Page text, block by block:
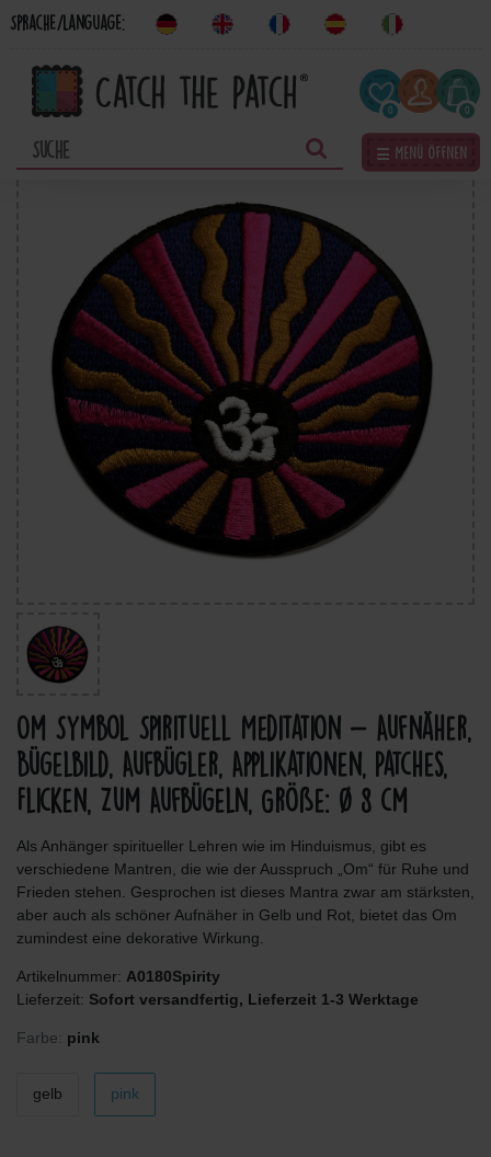
Sprache/Language:
0
☰ Menü öffnen
Om Symbol Spirituell Meditation - Aufnäher,
Bügelbild, Aufbügler, Applikationen, Patches,
Flicken, Zum Aufbügeln, Größe: Ø 8 cm
Als Anhänger spiritueller Lehren wie im Hinduismus, gibt es
verschiedene Mantren, die wie der Ausspruch „Om“ für Ruhe und
Frieden stehen. Gesprochen ist dieses Mantra zwar am stärksten,
aber auch als schöner Aufnäher in Gelb und Rot, bietet das Om
zumindest eine dekorative Wirkung.
Artikelnummer: A0180Spirity
Lieferzeit: Sofort versandfertig, Lieferzeit 1-3 Werktage
Farbe: pink
gelb pink